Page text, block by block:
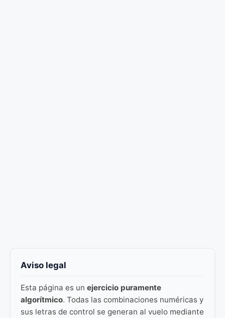
Aviso legal
Esta página es un ejercicio puramente
algorítmico. Todas las combinaciones numéricas y
sus letras de control se generan al vuelo mediante